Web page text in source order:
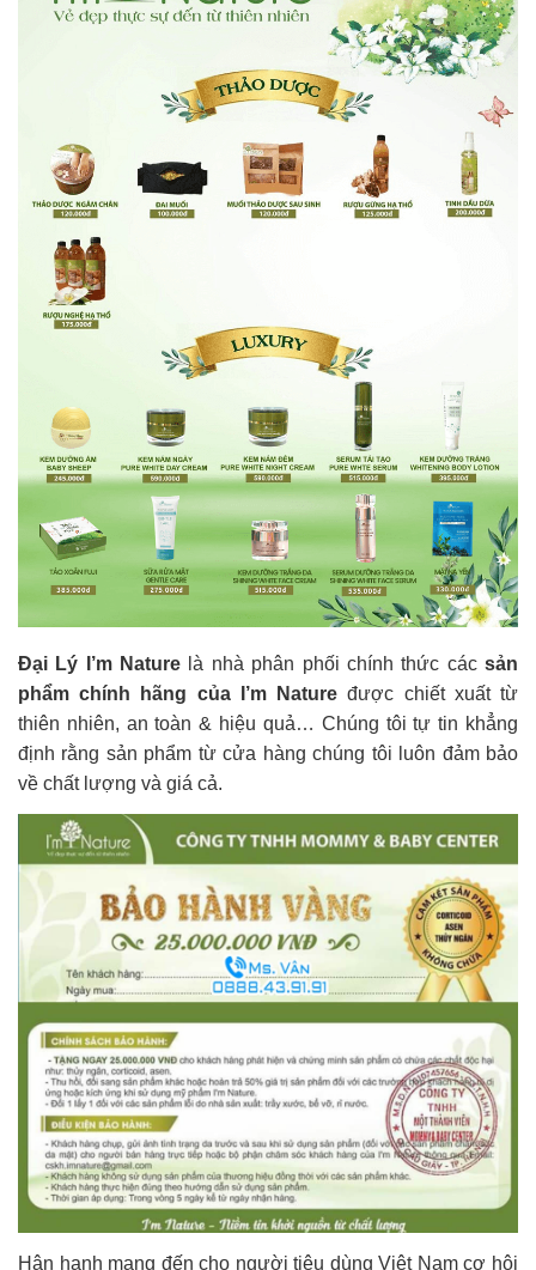
Đại Lý I’m Nature là nhà phân phối chính thức cácsản
phẩm chính hãng của I’m Natuređược chiết xuất từ
thiên nhiên, an toàn & hiệu quả… Chúng tôi tự tin khẳng
định rằng sản phẩm từ cửa hàng chúng tôi luôn đảm bảo
về chất lượng và giá cả.
Hân hạnh mang đến cho người tiêu dùng Việt Nam cơ hội